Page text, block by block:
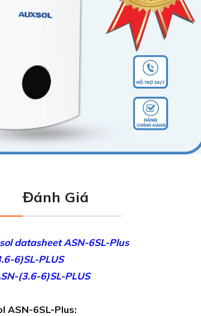
Đánh Giá
datasheet ASN-6SL-Plus
6)SL-PLUS
(3.6-6)SL-PLUS
ASN-6SL-Plus: